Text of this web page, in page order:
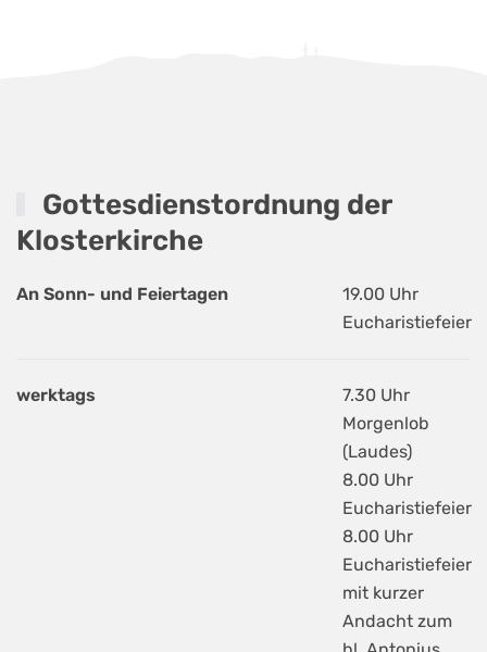
Gottesdienstordnung der
Klosterkirche
An Sonn- und Feiertagen
19.00 Uhr
Eucharistiefeier
werktags
7.30 Uhr
Morgenlob
(Laudes)
8.00 Uhr
Eucharistiefeier
8.00 Uhr
Eucharistiefeier
mit kurzer
Andacht zum